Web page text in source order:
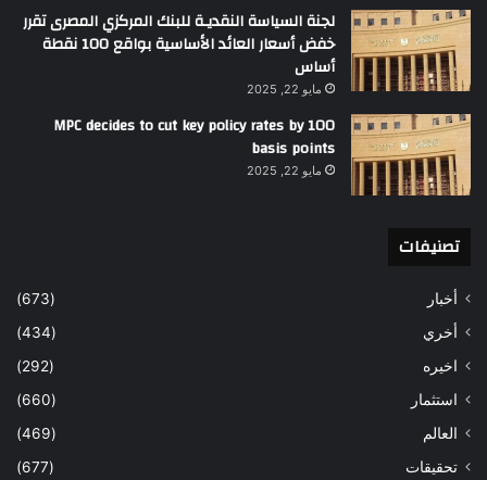
لجنة السياسة النقديـة للبنك المركزي المصرى تقرر
خفض أسعار العائد الأساسية بواقع 100 نقطة
أساس
مايو 22, 2025
MPC decides to cut key policy rates by 100
basis points
مايو 22, 2025
تصنيفات
أخبار
(673)
أخري
(434)
اخيره
(292)
استثمار
(660)
العالم
(469)
تحقيقات
(677)